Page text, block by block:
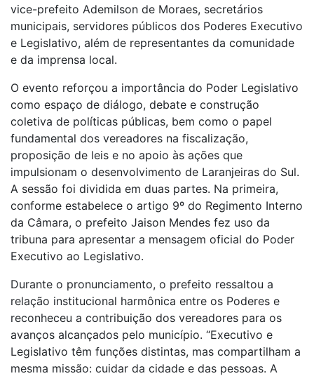
vice-prefeito Ademilson de Moraes, secretários
municipais, servidores públicos dos Poderes Executivo
e Legislativo, além de representantes da comunidade
e da imprensa local.
O evento reforçou a importância do Poder Legislativo
como espaço de diálogo, debate e construção
coletiva de políticas públicas, bem como o papel
fundamental dos vereadores na fiscalização,
proposição de leis e no apoio às ações que
impulsionam o desenvolvimento de Laranjeiras do Sul.
A sessão foi dividida em duas partes. Na primeira,
conforme estabelece o artigo 9º do Regimento Interno
da Câmara, o prefeito Jaison Mendes fez uso da
tribuna para apresentar a mensagem oficial do Poder
Executivo ao Legislativo.
Durante o pronunciamento, o prefeito ressaltou a
relação institucional harmônica entre os Poderes e
reconheceu a contribuição dos vereadores para os
avanços alcançados pelo município. “Executivo e
Legislativo têm funções distintas, mas compartilham a
mesma missão: cuidar da cidade e das pessoas. A